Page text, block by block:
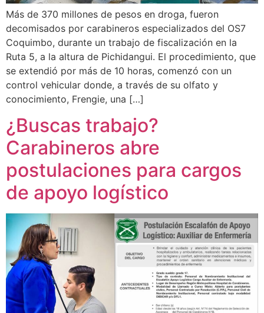
Más de 370 millones de pesos en droga, fueron
decomisados por carabineros especializados del OS7
Coquimbo, durante un trabajo de fiscalización en la
Ruta 5, a la altura de Pichidangui. El procedimiento, que
se extendió por más de 10 horas, comenzó con un
control vehicular donde, a través de su olfato y
conocimiento, Frengie, una […]
¿Buscas trabajo?
Carabineros abre
postulaciones para cargos
de apoyo logístico